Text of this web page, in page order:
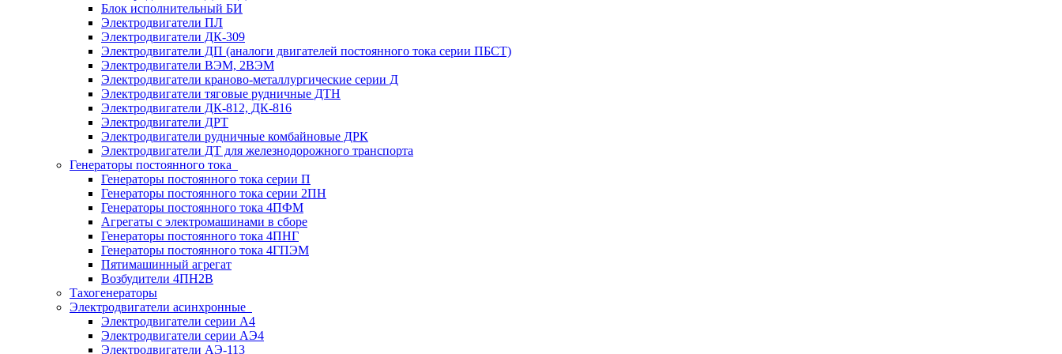
Блок исполнительный БИ
Электродвигатели ПЛ
Электродвигатели ДК-309
Электродвигатели ДП (аналоги двигателей постоянного тока серии ПБСТ)
Электродвигатели ВЭМ, 2ВЭМ
Электродвигатели краново-металлургические серии Д
Электродвигатели тяговые рудничные ДТН
Электродвигатели ДК-812, ДК-816
Электродвигатели ДРТ
Электродвигатели рудничные комбайновые ДРК
Электродвигатели ДТ для железнодорожного транспорта
Генераторы постоянного тока
Генераторы постоянного тока серии П
Генераторы постоянного тока серии 2ПН
Генераторы постоянного тока 4ПФМ
Агрегаты с электромашинами в сборе
Генераторы постоянного тока 4ПНГ
Генераторы постоянного тока 4ГПЭМ
Пятимашинный агрегат
Возбудители 4ПН2В
Тахогенераторы
Электродвигатели асинхронные
Электродвигатели серии А4
Электродвигатели серии АЭ4
Электродвигатели АЭ-113